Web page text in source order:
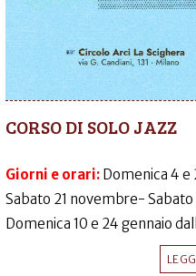
CORSO DI SOLO JAZZ
Giorni e orari: Domenica 4
Sabato 21 novembre-
Domenica 10 e 24 gennaio